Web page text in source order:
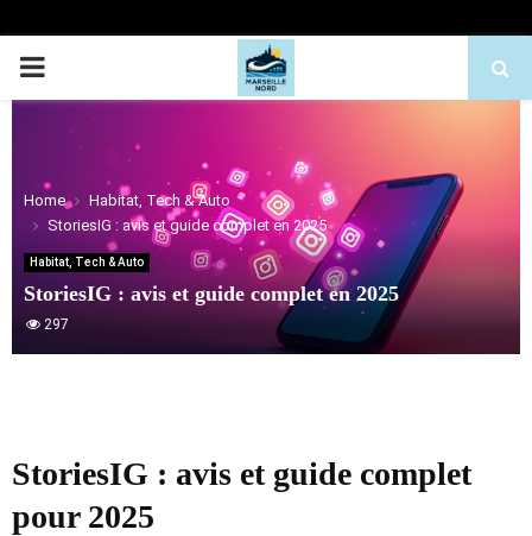
PRIMARY
Home
Habitat, Tech & Auto
StoriesIG : avis et guide complet en 2025
Habitat, Tech & Auto
StoriesIG : avis et guide complet en 2025
297
StoriesIG : avis et guide complet
pour 2025